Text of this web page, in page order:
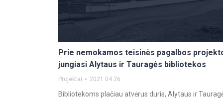
Prie nemokamos teisinės pagalbos
jungiasi Alytaus ir Tauragės bibliotekos
Projektai 2021 04 26
Bibliotekoms plačiau atvėrus duris, Alytaus ir